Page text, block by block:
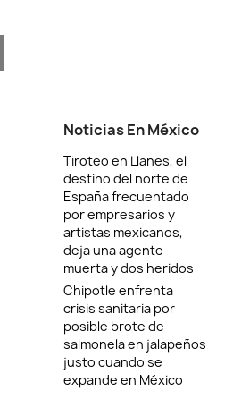
Noticias En México
Tiroteo en Llanes, el
destino del norte de
España frecuentado
por empresarios y
artistas mexicanos,
deja una agente
muerta y dos heridos
Chipotle enfrenta
crisis sanitaria por
posible brote de
salmonela en jalapeños
justo cuando se
expande en México